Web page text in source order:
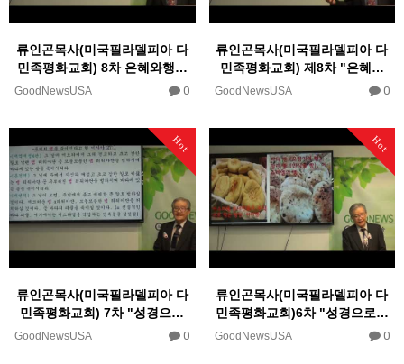
류인곤목사(미국필라델피아 다
민족평화교회) 8차 은혜와행…
GoodNewsUSA 0
류인곤목사(미국필라델피아 다
민족평화교회) 제8차 "은혜…
GoodNewsUSA 0
Hot
류인곤목사(미국필라델피아 다
민족평화교회) 7차 "성경으…
GoodNewsUSA 0
Hot
류인곤목사(미국필라델피아 다
민족평화교회)6차 "성경으로…
GoodNewsUSA 0